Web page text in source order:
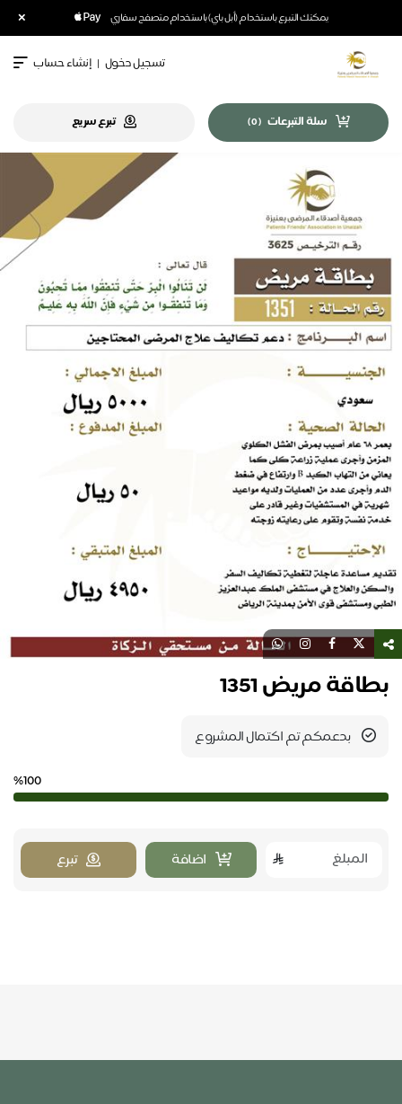
يمكنك التبرع باستخدام (أبل باي) باستخدام متصفح سفاري ×
تسجيل دخول | إنشاء حساب
سلة التبرعات (
0
) تبرع سريع
بطاقة مريض 1351
بدعمكم تم اكتمال المشروع
%100
اضافة تبرع